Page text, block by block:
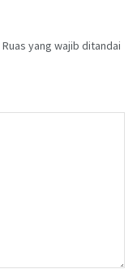
Ruas yang wajib ditandai